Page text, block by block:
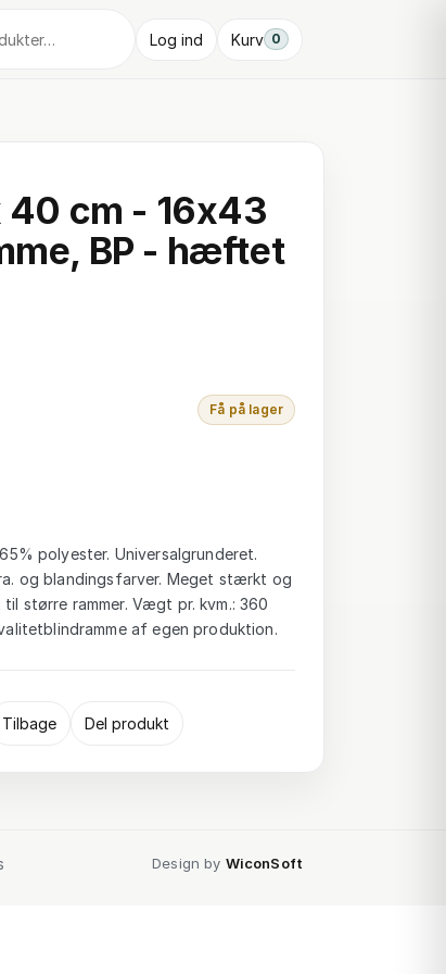
Log ind Kurv 0
cm - 16x43
BP - hæftet
Få på lager
polyester. Universalgrunderet.
og blandingsfarver. Meget stærkt og
større rammer. Vægt pr. kvm.: 360
af egen produktion.
Tilbage Del produkt
Design by WiconSoft